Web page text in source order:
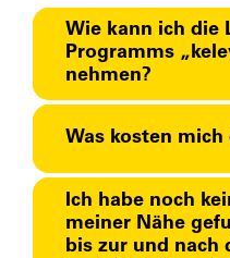
Wie kann ich die
Programms
nehmen?
Was kosten mich
Ich habe noch
meiner Nähe
bis zur und nach